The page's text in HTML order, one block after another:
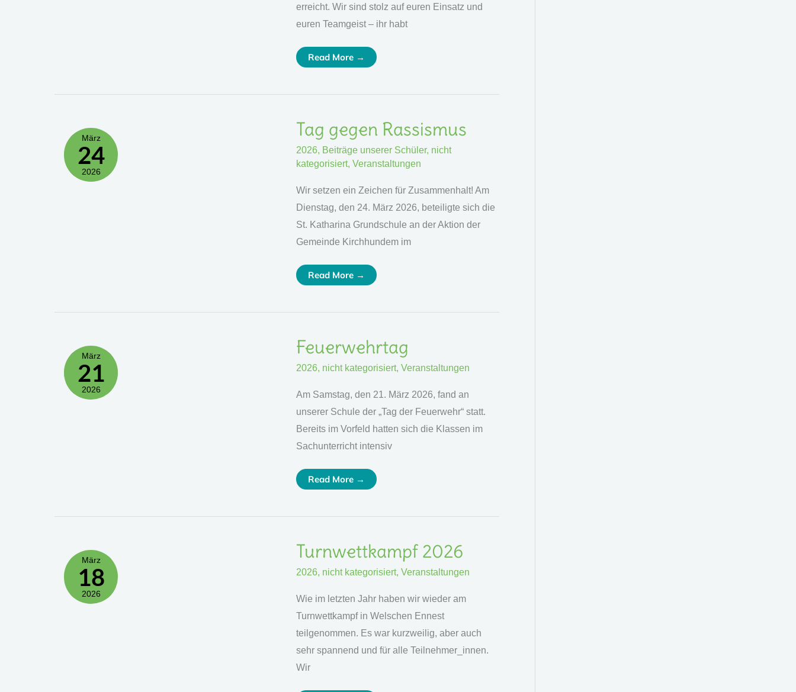
erreicht. Wir sind stolz auf euren Einsatz und
euren Teamgeist – ihr habt
Read More →
März
24
2026
Tag gegen Rassismus
2026, Beiträge unserer Schüler, nicht
kategorisiert, Veranstaltungen
Wir setzen ein Zeichen für Zusammenhalt! Am
Dienstag, den 24. März 2026, beteiligte sich die
St. Katharina Grundschule an der Aktion der
Gemeinde Kirchhundem im
Gegen
Rassismus
Read More →
März
21
2026
Feuerwehrtag
2026, nicht kategorisiert, Veranstaltungen
Am Samstag, den 21. März 2026, fand an
unserer Schule der „Tag der Feuerwehr“ statt.
Bereits im Vorfeld hatten sich die Klassen im
Sachunterricht intensiv
Read More →
März
18
2026
Turnwettkampf 2026
2026, nicht kategorisiert, Veranstaltungen
Wie im letzten Jahr haben wir wieder am
Turnwettkampf in Welschen Ennest
teilgenommen. Es war kurzweilig, aber auch
sehr spannend und für alle Teilnehmer_innen.
Wir
Turnwettkampf
2026